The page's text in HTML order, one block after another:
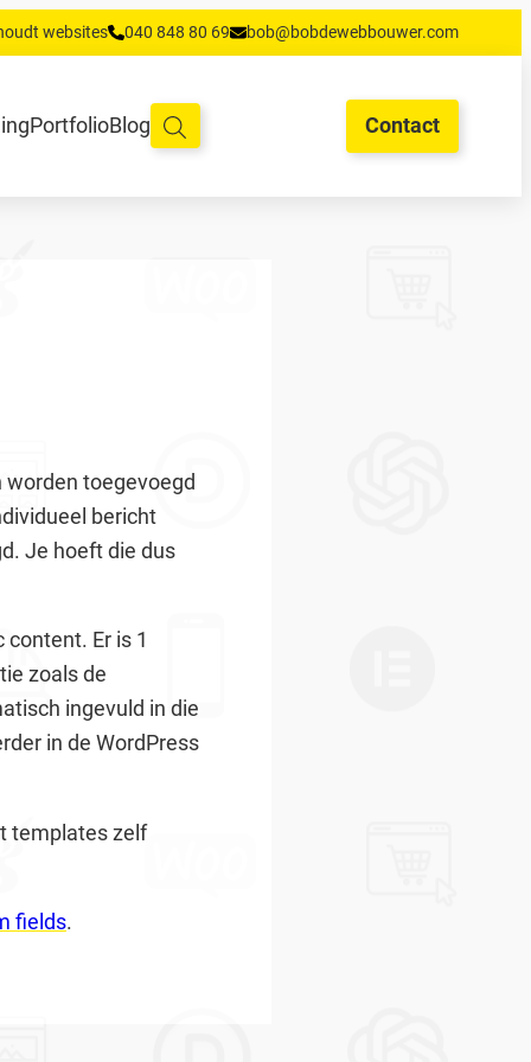
websites 040 848 80 69 bob@bobdewebbouwer.com
PortfolioBlog Contact
Begrippen Contact
toegevoegd
bericht
Je hoeft die dus
Er is 1
zoals de
ingevuld in die
in de WordPress
templates zelf
fields.